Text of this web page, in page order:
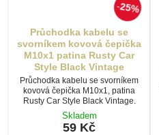
25%
Průchodka kabelu se
svorníkem kovová čepička
M10x1 patina Rusty Car
Style Black Vintage
Průchodka kabelu se svorníkem
kovová čepička M10x1, patina
Rusty Car Style Black Vintage.
Skladem
59 Kč